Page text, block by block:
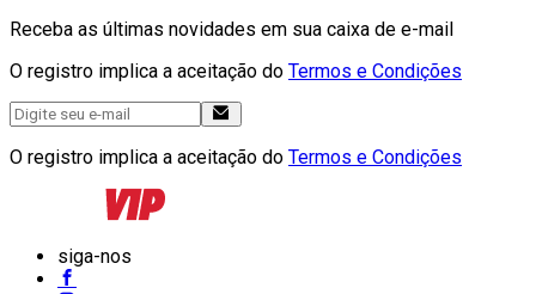
Receba as últimas novidades em sua caixa de e-mail
O registro implica a aceitação do Termos e Condições
O registro implica a aceitação do Termos e Condições
siga-nos